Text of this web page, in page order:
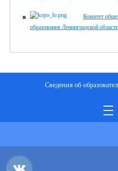
Комитет
образования Ленинградской области
Сведения об